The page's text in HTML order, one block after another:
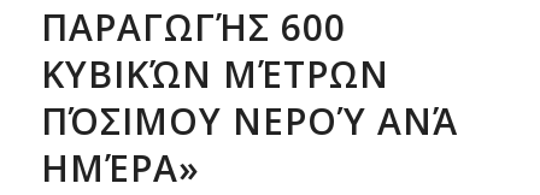
ΠΑΡΑΓΩΓΉΣ 600
ΚΥΒΙΚΏΝ ΜΈΤΡΩΝ
ΠΌΣΙΜΟΥ ΝΕΡΟΎ ΑΝΆ
ΗΜΈΡΑ»